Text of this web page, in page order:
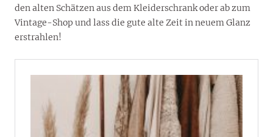
den alten Schätzen aus dem Kleiderschrank oder ab zum
Vintage-Shop und lass die gute alte Zeit in neuem Glanz
erstrahlen!